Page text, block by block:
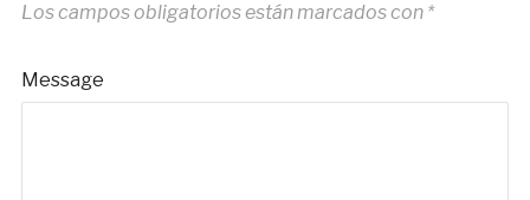
Los campos obligatorios están marcados con *
Message